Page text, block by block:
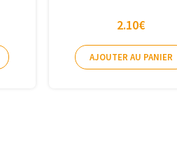
2.10€
AJOUTER AU PANIER